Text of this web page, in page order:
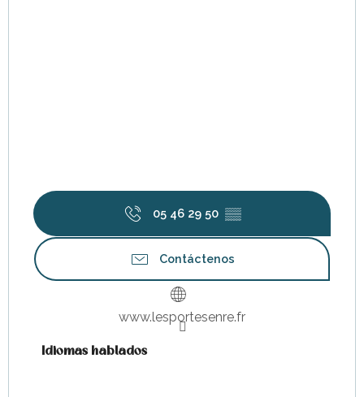
05 46 29 50 ▒▒
Contáctenos
www.lesportesenre.fr
Idiomas hablados
Idiomas hablados